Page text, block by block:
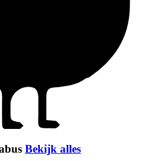
Bekijk alles